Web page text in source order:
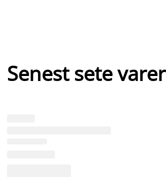
Senest sete varer